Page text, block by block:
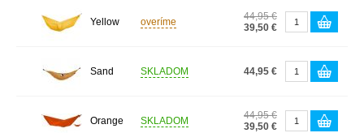
Yellow overíme
44,95 €
39,50 €
Sand SKLADOM 44,95 €
Orange SKLADOM
44,95 €
39,50 €